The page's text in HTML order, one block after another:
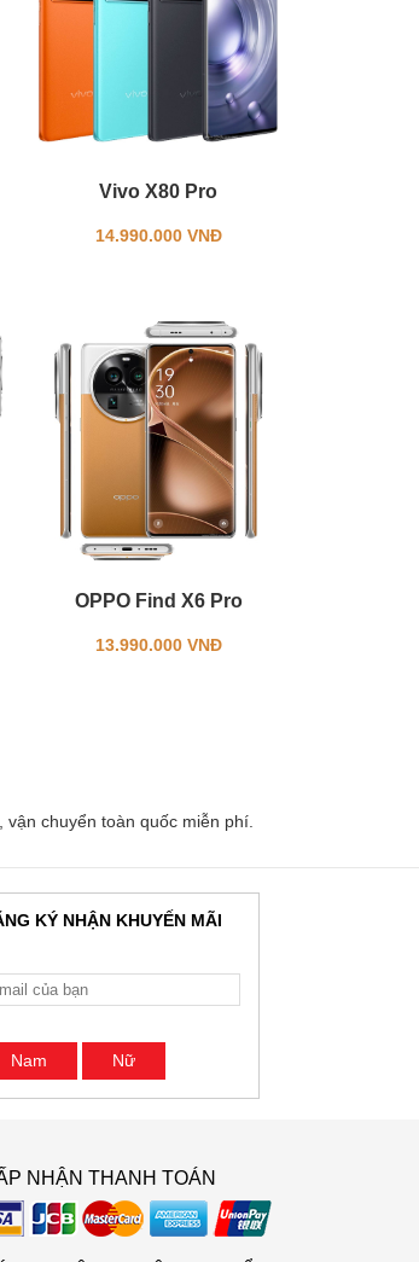
Vivo X80 Pro
14.990.000 VNĐ
OPPO Find X6 Pro
13.990.000 VNĐ
chuyển toàn quốc miễn phí.
KÝ NHẬN KHUYẾN MÃI
Nam Nữ
NHẬN THANH TOÁN